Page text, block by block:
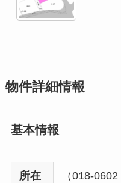
物件詳細情報
基本情報
所在
（018-